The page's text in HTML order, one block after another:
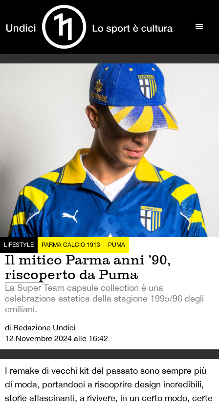
LIFESTYLE PARMA CALCIO 1913 PUMA
Il mitico Parma anni ’90,
riscoperto da Puma
La Super Team capsule collection è una
celebrazione estetica della stagione 1995/96 degli
emiliani.
di Redazione Undici
12 Novembre 2024 alle 16:42
I remake di vecchi kit del passato sono sempre più
di moda, portandoci a riscoprire design incredibili,
storie affascinanti, a rivivere, in un certo modo, certe